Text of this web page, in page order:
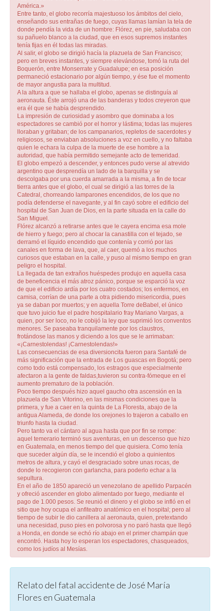
América.»
Entre tanto, el globo recorría majestuoso los ámbitos del cielo,
enseñando sus entrañas de fuego, cuyas llamas lamían la tela de
donde pendía la vida de un hombre: Flórez, en pie, saludaba con
su pañuelo blanco a la ciudad, que en esos supremos instantes
tenía fijas en él todas las miradas.
Al salir, el globo se dirigió hacía la plazuela de San Francisco;
pero en breves instantes, y siempre elevándose, tomó la ruta del
Boquerón, entre Monserrate y Guadalupe; en esa posición
permaneció estacionario por algún tiempo, y ése fue el momento
de mayor angustia para la multitud.
A la altura a que se hallaba el globo, apenas se distinguía al
aeronauta. Éste arrojó una de las banderas y todos creyeron que
era él que se había desprendido.
La impresión de curiosidad y asombro que dominaba a los
espectadores se cambió por el horror y lástima; todas las mujeres
lloraban y gritaban; de los campanarios, repletos de sacerdotes y
religiosos, se enviaban absoluciones a voz en cuello, y no faltaba
quien le echara la culpa de la muerte de ese hombre a la
autoridad, que había permitido semejante acto de temeridad.
El globo empezó a descender, y entonces pudo verse al atrevido
argentino que desprendía un lado de la barquilla y se
descolgaba por una cuerda amarrada a la misma, a fin de tocar
tierra antes que el globo, el cual se dirigió a las torres de la
Catedral, chorreando lamparones encendidos, de los que no
podía defenderse el navegante, y al fin cayó sobre el edificio del
hospital de San Juan de Dios, en la parte situada en la calle do
San Miguel.
Flórez alcanzó a retirarse antes que le cayera encima esa mole
de hierro y fuego; pero al chocar la canastilla con el tejado, se
derramó el líquido encendido que contenía y corrió por las
canales en forma de lava, que, al caer, quemó a los muchos
curiosos que estaban en la calle, y puso al mismo tiempo en gran
peligro el hospital.
La llegada de tan extraños huéspedes produjo en aquella casa
de beneficencia el más atroz pánico, porque se esparció la voz
de que el edificio ardía por los cuatro costados; los enfermos, en
camisa, corrían de una parte a otra pidiendo misericordia, pues
ya se daban por muertos; y en aquella Torre deBabel, el único
que tuvo juicio fue el padre hospitalario fray Mariano Vargas, a
quien, por ser loco, no le cobijó la ley que suprimió los conventos
menores. Se paseaba tranquilamente por los claustros,
frotándose las manos y diciendo a los que se le arrimaban:
«¡Carnestolendas! ¡Carnestolendas!»
Las consecuencias de esa diversioncita fueron para Santafé de
más significación que la entrada de Los guascas en Bogotá; pero
como todo está compensado, los estragos que especialmente
afectaron a la gente de faldas,tuvieron su contra-fómeque en el
aumento prematuro de la población.
Poco tiempo después hizo aquel gaucho otra ascensión en la
plazuela de San Vitorino, en las mismas condiciones que la
primera, y fue a caer en la quinta de La Floresta, abajo de la
antigua Alameda, de donde los orejones lo trajeron a caballo en
triunfo hasta la ciudad.
Pero tanto va el cántaro al agua hasta que por fin se rompe:
aquel temerario terminó sus aventuras, en un descenso que hizo
en Guatemala, en menos tiempo del que quisiera. Como tenía
que suceder algún día, se le incendió el globo a quinientos
metros de altura, y cayó el desgraciado sobre unas rocas, de
donde lo recogieron con garlancha, para poderlo echar a la
sepultura.
En el año de 1850 apareció un venezolano de apellido Parpacén
y ofreció ascender en globo alimentado por fuego, mediante el
pago de 1.000 pesos. Se reunió el dinero y el globo se infló en el
sitio que hoy ocupa el anfiteatro anatómico en el hospital; pero al
tiempo de subir le dio canillera al aeronauta, quien, pretextando
una necesidad, puso pies en polvorosa y no paró hasta que llegó
a Honda, en donde se echó río abajo en el primer champán que
encontró. Hasta hoy lo esperan los espectadores, chasqueados,
como los judíos al Mesías.
Relato del fatal accidente de José María
Flores en Guatemala